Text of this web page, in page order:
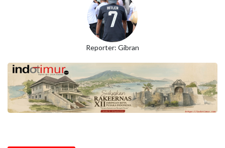
Reporter: Gibran